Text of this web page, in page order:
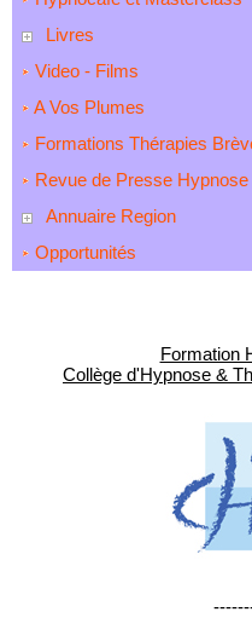
Livres
Video - Films
A Vos Plumes
Formations Thérapies
Revue de Presse Hypnose
Annuaire Region
Opportunités
Formation
Collège d'Hypnose &